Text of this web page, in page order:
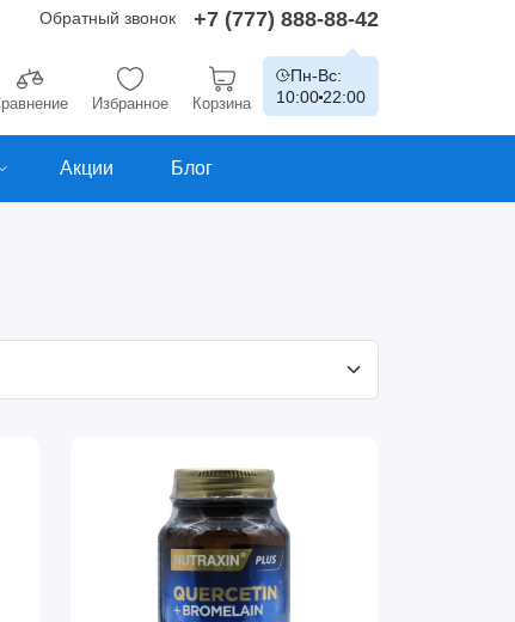
Обратный звонок +7 (777) 888-88-42
Избранное Корзина
Пн-Вс:
10:00 22:00
Акции Блог